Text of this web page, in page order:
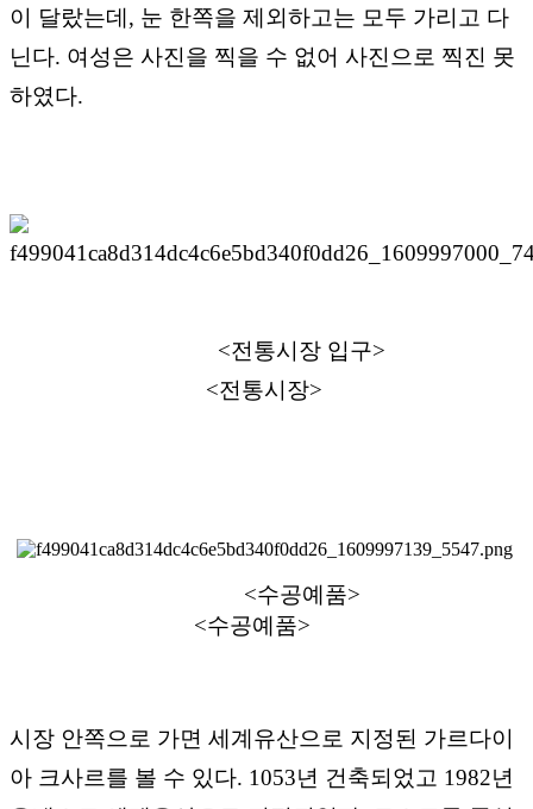
이 달랐는데, 눈 한쪽을 제외하고는 모두 가리고 다
닌다. 여성은 사진을 찍을 수 없어 사진으로 찍진 못
하였다.
<전통시장 입구>
<전통시장>
<수공예품>
<수공예품>
시장 안쪽으로 가면 세계유산으로 지정된 가르다이
아 크사르를 볼 수 있다. 1053년 건축되었고 1982년